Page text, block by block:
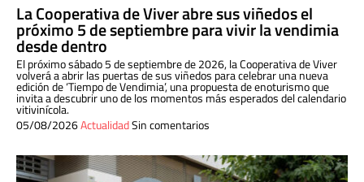
La Cooperativa de Viver abre sus viñedos el
próximo 5 de septiembre para vivir la vendimia
desde dentro
El próximo sábado 5 de septiembre de 2026, la Cooperativa de Viver
volverá a abrir las puertas de sus viñedos para celebrar una nueva
edición de ‘Tiempo de Vendimia’, una propuesta de enoturismo que
invita a descubrir uno de los momentos más esperados del calendario
vitivinícola.
05/08/2026ActualidadSin comentarios